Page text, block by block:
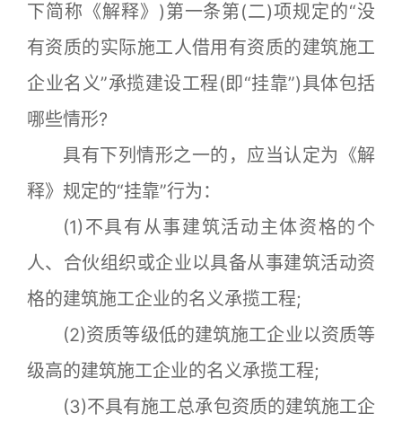
下简称《解释》)第一条第(二)项规定的“没
有资质的实际施工人借用有资质的建筑施工
企业名义”承揽建设工程(即“挂靠”)具体包括
哪些情形?
具有下列情形之一的，应当认定为《解
释》规定的“挂靠”行为：
(1)不具有从事建筑活动主体资格的个
人、合伙组织或企业以具备从事建筑活动资
格的建筑施工企业的名义承揽工程;
(2)资质等级低的建筑施工企业以资质等
级高的建筑施工企业的名义承揽工程;
(3)不具有施工总承包资质的建筑施工企